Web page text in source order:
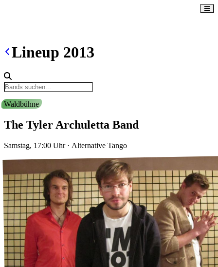
Lineup 2013
Waldbühne
The Tyler Archuletta Band
Samstag, 17:00 Uhr· Alternative Tango